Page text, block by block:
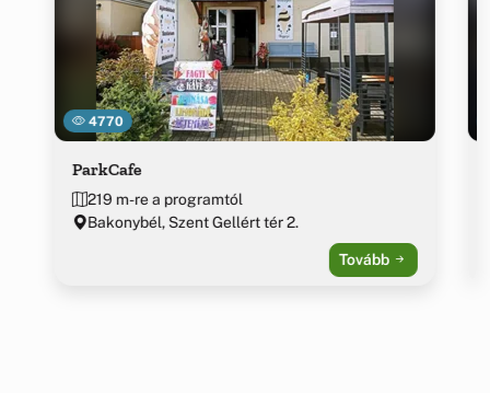
4770
ParkCafe
219 m-re a programtól
Bakonybél, Szent Gellért tér 2.
Tovább